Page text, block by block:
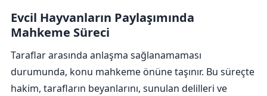
Evcil Hayvanların Paylaşımında
Mahkeme Süreci
Taraflar arasında anlaşma sağlanamaması
durumunda, konu mahkeme önüne taşınır. Bu süreçte
hakim, tarafların beyanlarını, sunulan delilleri ve